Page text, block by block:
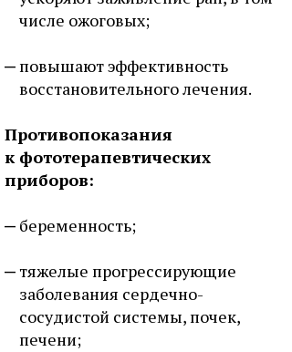
числе ожоговых;
повышают эффективность
восстановительного лечения.
Противопоказания
к фототерапевтических
приборов:
беременность;
тяжелые прогрессирующие
заболевания сердечно-
сосудистой системы, почек,
печени;